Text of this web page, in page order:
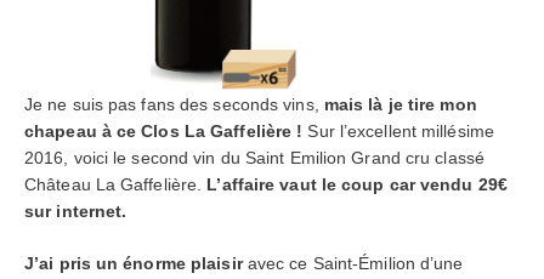
Je ne suis pas fans des seconds vins, mais là je tire mon
chapeau à ce Clos La Gaffelière ! Sur l’excellent millésime
2016, voici le second vin du Saint Emilion Grand cru classé
Château La Gaffelière. L’affaire vaut le coup car vendu 29€
sur internet.
J’ai pris un énorme plaisiravec ce Saint-Émilion d’une